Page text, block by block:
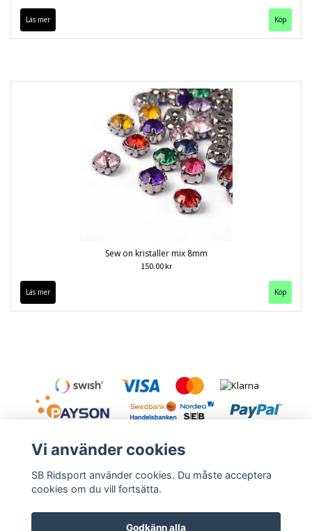
Läs mer Köp
Sew on kristaller mix 8mm
150.00 kr
Läs mer Köp
Kontakt Leveranstid & frakt Köpvillkor
Vi använder cookies
SB Ridsport använder cookies. Du måste acceptera
cookies om du vill fortsätta.
Godkänn alla